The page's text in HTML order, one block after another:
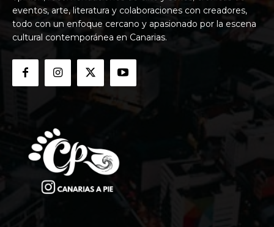
eventos, arte, literatura y colaboraciones con creadores,
todo con un enfoque cercano y apasionado por la escena
cultural contemporánea en Canarias.